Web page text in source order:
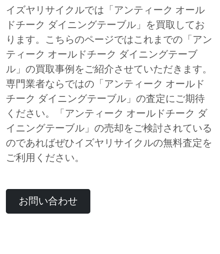
イズヤリサイクルでは「アンティーク オール
ドチーク ダイニングテーブル」を買取してお
ります。こちらのページではこれまでの「アン
ティーク オールドチーク ダイニングテーブ
ル」の買取事例をご紹介させていただきます。
専門業者ならではの「アンティーク オールド
チーク ダイニングテーブル」の査定にご期待
ください。「アンティーク オールドチーク ダ
イニングテーブル」の売却をご検討されている
のであればぜひイズヤリサイクルの無料査定を
ご利用ください。
お問い合わせ